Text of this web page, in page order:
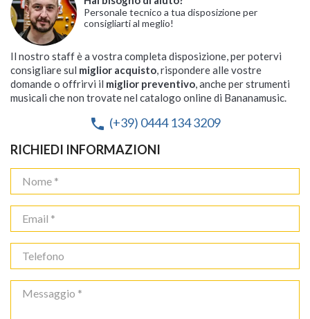
Personale tecnico a tua disposizione per
consigliarti al meglio!
Il nostro staff è a vostra completa disposizione, per potervi
consigliare sul miglior acquisto, rispondere alle vostre
domande o offrirvi il miglior preventivo, anche per strumenti
musicali che non trovate nel catalogo online di Bananamusic.
phone (+39) 0444 134 3209
RICHIEDI INFORMAZIONI